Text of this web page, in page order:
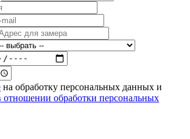
на обработку персональных данных и
отношении обработки персональных